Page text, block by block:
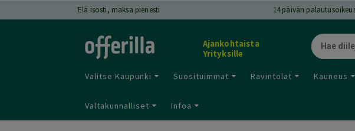
Elä isosti, maksa pienesti 14päivän
Ajankohtaista
Yrityksille
Valitse Kaupunki Suosituimmat Ravintolat Kauneus
Valtakunnalliset Infoa